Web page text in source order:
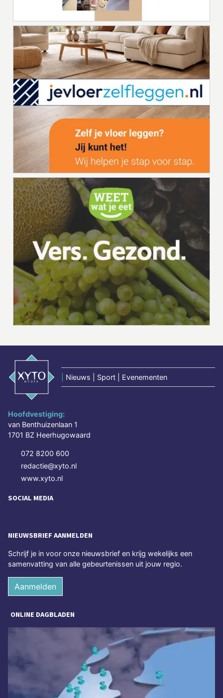
Nieuws | Sport | Evenementen
Hoofdvestiging:
van Benthuizenlaan 1
1701 BZ Heerhugowaard
072 8200 600
redactie@xyto.nl
www.xyto.nl
SOCIAL MEDIA
NIEUWSBRIEF AANMELDEN
Schrijf je in voor onze nieuwsbrief en krijg wekelijks een
samenvatting van alle gebeurtenissen uit jouw regio.
Aanmelden
ONLINE DAGBLADEN